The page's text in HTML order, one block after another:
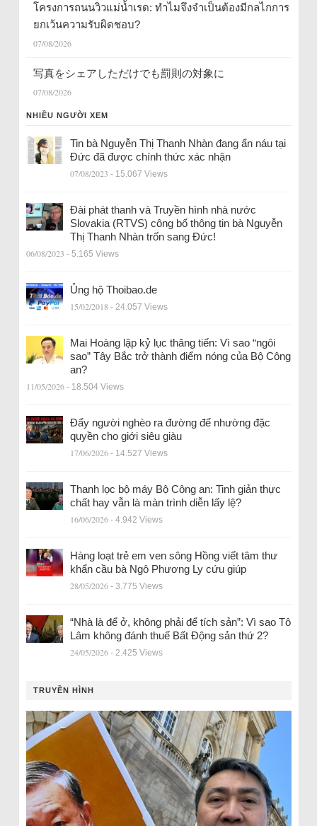
โครงการถนนวิวแม่น้ำเรด: ทำไมจึงจำเป็นต้องมีกลไกการ
ยกเว้นความรับผิดชอบ?
07/08/2026
写真をシェアしただけでも罰則の対象に
07/08/2026
NHIỀU NGƯỜI XEM
Tin bà Nguyễn Thị Thanh Nhàn đang ẩn náu tại
Đức đã được chính thức xác nhận
07/08/2023 - 15.067 Views
Đài phát thanh và Truyền hình nhà nước
Slovakia (RTVS) công bố thông tin bà Nguyễn
Thị Thanh Nhàn trốn sang Đức!
06/08/2023 - 5.165 Views
Ủng hộ Thoibao.de
15/02/2018 - 24.057 Views
Mai Hoàng lập kỷ lục thăng tiến: Vì sao “ngôi
sao” Tây Bắc trở thành điểm nóng của Bộ Công
an?
11/05/2026 - 18.504 Views
Đẩy người nghèo ra đường để nhường đặc
quyền cho giới siêu giàu
17/06/2026 - 14.527 Views
Thanh lọc bộ máy Bộ Công an: Tinh giản thực
chất hay vẫn là màn trình diễn lấy lệ?
16/06/2026 - 4.942 Views
Hàng loạt trẻ em ven sông Hồng viết tâm thư
khẩn cầu bà Ngô Phương Ly cứu giúp
28/05/2026 - 3.775 Views
“Nhà là để ở, không phải để tích sản”: Vì sao Tô
Lâm không đánh thuế Bất Động sản thứ 2?
24/05/2026 - 2.425 Views
TRUYỀN HÌNH